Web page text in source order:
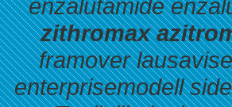
enzalutamide
zithromax
framover
enterprisemodell